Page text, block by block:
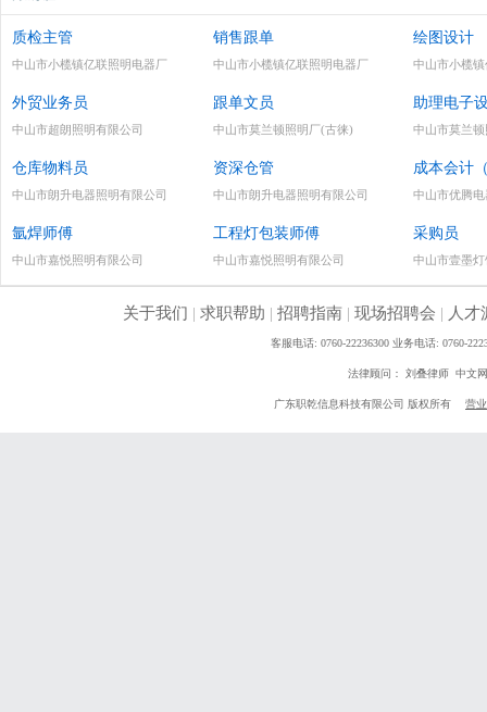
质检主管
中山市小榄镇亿联照明电器厂
销售跟单
中山市小榄镇亿联照明电器厂
绘图设计
中山市小榄
外贸业务员
中山市超朗照明有限公司
跟单文员
中山市莫兰顿照明厂(古徕)
助理电子
中山市莫兰
仓库物料员
中山市朗升电器照明有限公司
资深仓管
中山市朗升电器照明有限公司
成本会计
中山市优腾
氩焊师傅
中山市嘉悦照明有限公司
工程灯包装师傅
中山市嘉悦照明有限公司
采购员
中山市壹墨
关于我们 | 求职帮助 | 招聘指南| 现场招聘会 | 人才
客服电话: 0760-22236300 业务电话: 0760-
法律顾问： 刘叠律师 中文
广东职乾信息科技有限公司 版权所有 营